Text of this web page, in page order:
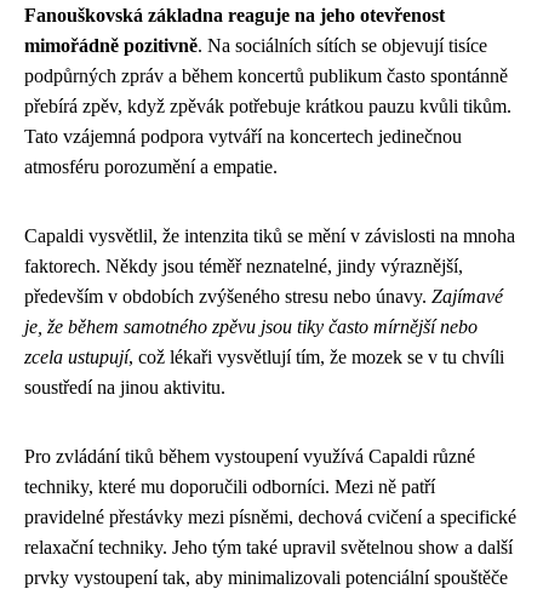
Fanouškovská základna reaguje na jeho otevřenost
mimořádně pozitivně. Na sociálních sítích se objevují tisíce
podpůrných zpráv a během koncertů publikum často spontánně
přebírá zpěv, když zpěvák potřebuje krátkou pauzu kvůli tikům.
Tato vzájemná podpora vytváří na koncertech jedinečnou
atmosféru porozumění a empatie.
Capaldi vysvětlil, že intenzita tiků se mění v závislosti na mnoha
faktorech. Někdy jsou téměř neznatelné, jindy výraznější,
především v obdobích zvýšeného stresu nebo únavy. Zajímavé
je, že během samotného zpěvu jsou tiky často mírnější nebo
zcela ustupují, což lékaři vysvětlují tím, že mozek se v tu chvíli
soustředí na jinou aktivitu.
Pro zvládání tiků během vystoupení využívá Capaldi různé
techniky, které mu doporučili odborníci. Mezi ně patří
pravidelné přestávky mezi písněmi, dechová cvičení a specifické
relaxační techniky. Jeho tým také upravil světelnou show a další
prvky vystoupení tak, aby minimalizovali potenciální spouštěče